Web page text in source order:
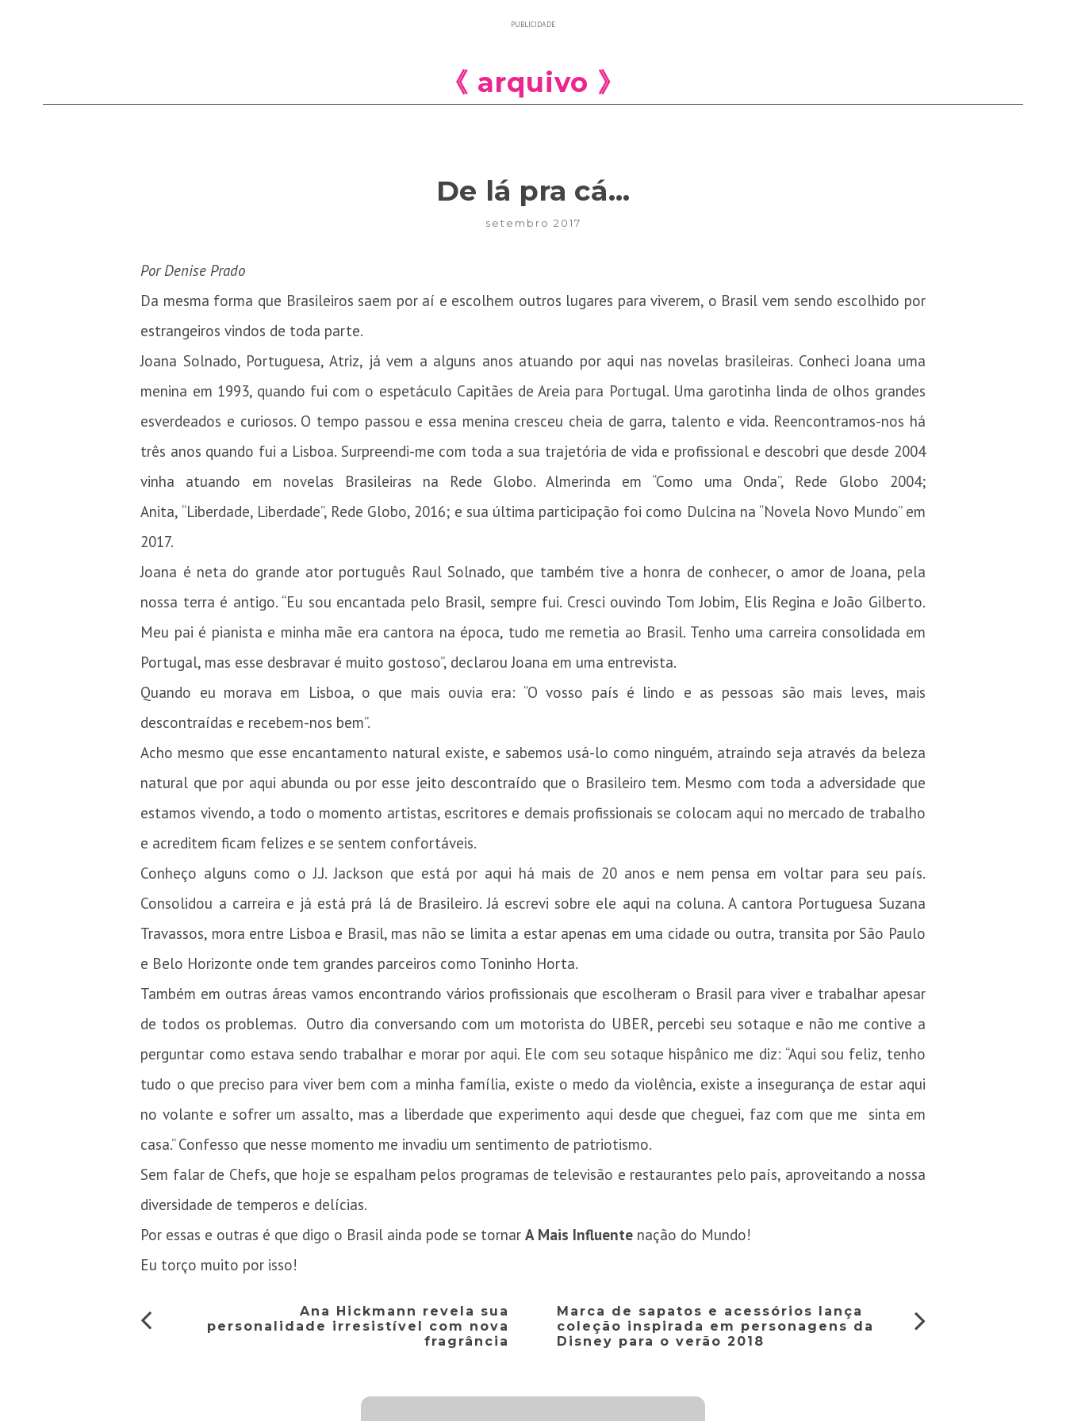
PUBLICIDADE
《 arquivo 》
De lá pra cá…
setembro 2017
Por Denise Prado
Da mesma forma que Brasileiros saem por aí e escolhem outros lugares para viverem, o Brasil vem sendo escolhido por
estrangeiros vindos de toda parte.
Joana Solnado, Portuguesa, Atriz, já vem a alguns anos atuando por aqui nas novelas brasileiras. Conheci Joana uma
menina em 1993, quando fui com o espetáculo Capitães de Areia para Portugal. Uma garotinha linda de olhos grandes
esverdeados e curiosos. O tempo passou e essa menina cresceu cheia de garra, talento e vida. Reencontramos-nos há
três anos quando fui a Lisboa. Surpreendi-me com toda a sua trajetória de vida e profissional e descobri que desde 2004
vinha atuando em novelas Brasileiras na Rede Globo. Almerinda em “Como uma Onda”, Rede Globo 2004;
Anita, “Liberdade, Liberdade”, Rede Globo, 2016; e sua última participação foi como Dulcina na “Novela Novo Mundo” em
2017.
Joana é neta do grande ator português Raul Solnado, que também tive a honra de conhecer, o amor de Joana, pela
nossa terra é antigo. “Eu sou encantada pelo Brasil, sempre fui. Cresci ouvindo Tom Jobim, Elis Regina e João Gilberto.
Meu pai é pianista e minha mãe era cantora na época, tudo me remetia ao Brasil. Tenho uma carreira consolidada em
Portugal, mas esse desbravar é muito gostoso”, declarou Joana em uma entrevista.
Quando eu morava em Lisboa, o que mais ouvia era: “O vosso país é lindo e as pessoas são mais leves, mais
descontraídas e recebem-nos bem”.
Acho mesmo que esse encantamento natural existe, e sabemos usá-lo como ninguém, atraindo seja através da beleza
natural que por aqui abunda ou por esse jeito descontraído que o Brasileiro tem. Mesmo com toda a adversidade que
estamos vivendo, a todo o momento artistas, escritores e demais profissionais se colocam aqui no mercado de trabalho
e acreditem ficam felizes e se sentem confortáveis.
Conheço alguns como o J.J. Jackson que está por aqui há mais de 20 anos e nem pensa em voltar para seu país.
Consolidou a carreira e já está prá lá de Brasileiro. Já escrevi sobre ele aqui na coluna. A cantora Portuguesa Suzana
Travassos, mora entre Lisboa e Brasil, mas não se limita a estar apenas em uma cidade ou outra, transita por São Paulo
e Belo Horizonte onde tem grandes parceiros como Toninho Horta.
Também em outras áreas vamos encontrando vários profissionais que escolheram o Brasil para viver e trabalhar apesar
de todos os problemas. Outro dia conversando com um motorista do UBER, percebi seu sotaque e não me contive a
perguntar como estava sendo trabalhar e morar por aqui. Ele com seu sotaque hispânico me diz: “Aqui sou feliz, tenho
tudo o que preciso para viver bem com a minha família, existe o medo da violência, existe a insegurança de estar aqui
no volante e sofrer um assalto, mas a liberdade que experimento aqui desde que cheguei, faz com que me sinta em
casa.” Confesso que nesse momento me invadiu um sentimento de patriotismo.
Sem falar de Chefs, que hoje se espalham pelos programas de televisão e restaurantes pelo país, aproveitando a nossa
diversidade de temperos e delícias.
Por essas e outras é que digo o Brasil ainda pode se tornarA Mais Influente nação do Mundo!
Eu torço muito por isso!
Ana Hickmann revela sua
personalidade irresistível com nova
fragrância
Marca de sapatos e acessórios lança
coleção inspirada em personagens da
Disney para o verão 2018